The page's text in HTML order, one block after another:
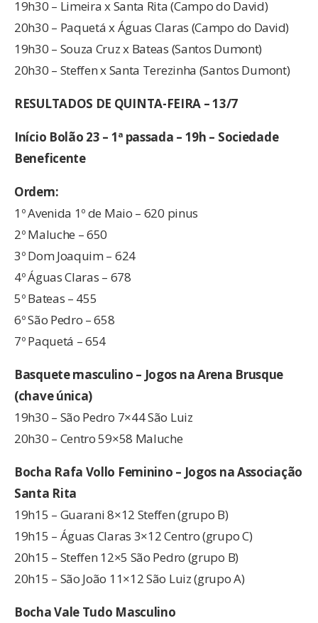
19h30 – Limeira x Santa Rita (Campo do David)
20h30 – Paquetá x Águas Claras (Campo do David)
19h30 – Souza Cruz x Bateas (Santos Dumont)
20h30 – Steffen x Santa Terezinha (Santos Dumont)
RESULTADOS DE QUINTA-FEIRA – 13/7
Início Bolão 23 – 1ª passada – 19h – Sociedade
Beneficente
Ordem:
1º Avenida 1º de Maio – 620 pinus
2º Maluche – 650
3º Dom Joaquim – 624
4º Águas Claras – 678
5º Bateas – 455
6º São Pedro – 658
7º Paquetá – 654
Basquete masculino – Jogos na Arena Brusque
(chave única)
19h30 – São Pedro 7×44 São Luiz
20h30 – Centro 59×58 Maluche
Bocha Rafa Vollo Feminino – Jogos na Associação
Santa Rita
19h15 – Guarani 8×12 Steffen (grupo B)
19h15 – Águas Claras 3×12 Centro (grupo C)
20h15 – Steffen 12×5 São Pedro (grupo B)
20h15 – São João 11×12 São Luiz (grupo A)
Bocha Vale Tudo Masculino